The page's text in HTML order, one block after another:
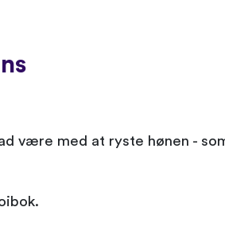
være med at ryste hønen -